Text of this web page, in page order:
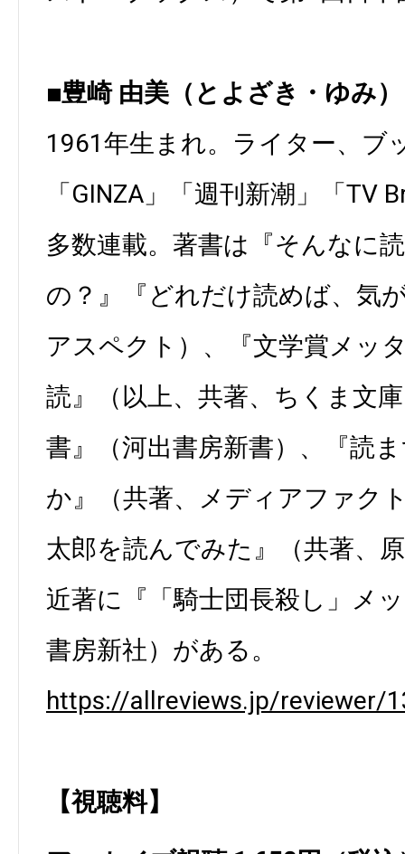
■豊崎 由美（とよざき・ゆみ）
1961年生まれ。ライター、ブ
「GINZA」「週刊新潮」「TV
多数連載。著書は『そんなに
の？』『どれだけ読めば、気
アスペクト）、『文学賞メッ
読』（以上、共著、ちくま文
書』（河出書房新書）、『読
か』（共著、メディアファク
太郎を読んでみた』（共著、
近著に『「騎士団長殺し」メ
書房新社）がある。
https://allreviews.jp/reviewer/
【視聴料】